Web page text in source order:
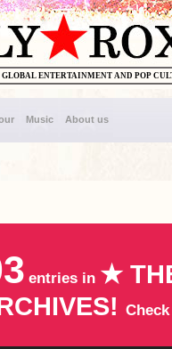
ENTERTAINMENT AND POP
Music About us
entries in ★